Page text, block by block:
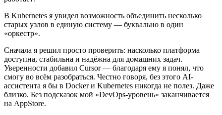
В Kubernetes я увидел возможность объединить несколько
старых узлов в единую систему — буквально в один
«оркестр».
Сначала я решил просто проверить: насколько платформа
доступна, стабильна и надёжна для домашних задач.
Уверенности добавил Cursor — благодаря ему я понял, что
смогу во всём разобраться. Честно говоря, без этого AI-
ассистента я бы в Docker и Kubernetes никогда не полез. Даже
близко. Без подсказок мой «DevOps-уровень» заканчивается
на AppStore.